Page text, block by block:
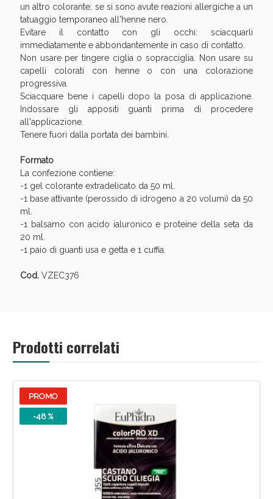
un altro colorante; se si sono avute reazioni allergiche a un
tatuaggio temporaneo all'henne nero.
Evitare il contatto con gli occhi: sciacquarli
immediatamente e abbondantemente in caso di contatto.
Non usare per tingere ciglia o sopracciglia. Non usare su
capelli colorati con henne o con una colorazione
progressiva.
Sciacquare bene i capelli dopo la posa di applicazione.
Indossare gli appositi guanti prima di procedere
all'applicazione.
Tenere fuori dalla portata dei bambini.
Formato
La confezione contiene:
-1 gel colorante extradelicato da 50 ml.
-1 base attivante (perossido di idrogeno a 20 volumi) da 50
ml.
-1 balsamo con acido ialuronico e proteine della seta da
20 ml.
-1 paio di guanti usa e getta e 1 cuffia.
Cod.VZEC376
Prodotti correlati
PROMO
-48 %